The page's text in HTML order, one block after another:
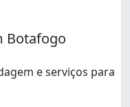
Botafogo
e serviços para